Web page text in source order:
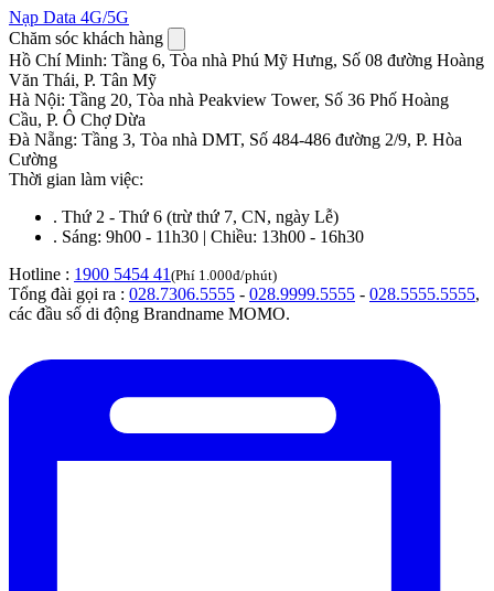
Nạp Data 4G/5G
Chăm sóc khách hàng
Hồ Chí Minh: Tầng 6, Tòa nhà Phú Mỹ Hưng, Số 08 đường Hoàng
Văn Thái, P. Tân Mỹ
Hà Nội: Tầng 20, Tòa nhà Peakview Tower, Số 36 Phố Hoàng
Cầu, P. Ô Chợ Dừa
Đà Nẵng: Tầng 3, Tòa nhà DMT, Số 484-486 đường 2/9, P. Hòa
Cường
Thời gian làm việc:
. Thứ 2 - Thứ 6 (trừ thứ 7, CN, ngày Lễ)
. Sáng: 9h00 - 11h30 | Chiều: 13h00 - 16h30
Hotline : 1900 5454 41 (Phí 1.000đ/phút)
Tổng đài gọi ra : 028.7306.5555 - 028.9999.5555 - 028.5555.5555,
các đầu số di động Brandname MOMO.